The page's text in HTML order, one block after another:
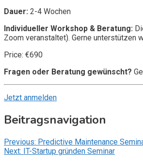
Dauer: 2-4 Wochen
Individueller Workshop & Beratung:
Zoom veranstaltet). Gerne unterstützen
Price: €690
Fragen oder Beratung gewünscht?
Jetzt anmelden
Beitragsnavigation
Previous: Predictive Maintenance
Next: IT-Startup gründen Seminar